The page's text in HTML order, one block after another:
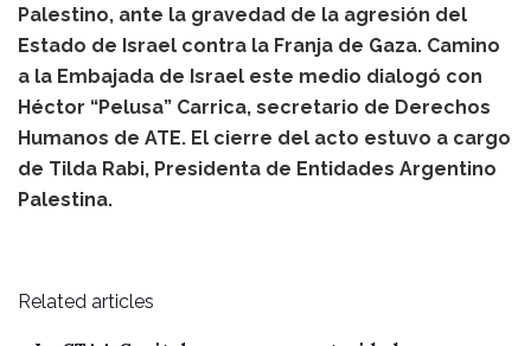
Palestino, ante la gravedad de la agresión del
Estado de Israel contra la Franja de Gaza. Camino
a la Embajada de Israel este medio dialogó con
Héctor “Pelusa” Carrica, secretario de Derechos
Humanos de ATE. El cierre del acto estuvo a cargo
de Tilda Rabi, Presidenta de Entidades Argentino
Palestina.
Related articles